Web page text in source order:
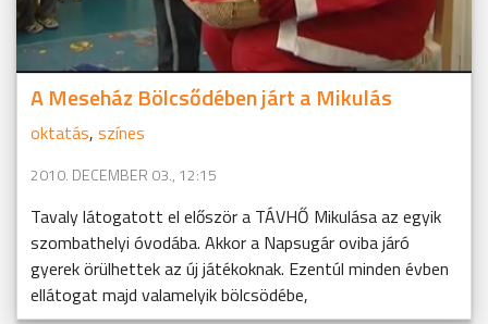
A Meseház Bölcsődében járt a Mikulás
oktatás, színes
2010. DECEMBER 03., 12:15
Tavaly látogatott el először a TÁVHŐ Mikulása az egyik
szombathelyi óvodába. Akkor a Napsugár oviba járó
gyerek örülhettek az új játékoknak. Ezentúl minden évben
ellátogat majd valamelyik bölcsödébe,